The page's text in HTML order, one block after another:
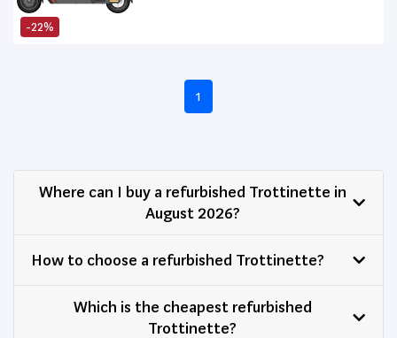
-22%
1
Where can I buy a refurbished Trottinette in
August 2026?
How to choose a refurbished Trottinette?
Which is the cheapest refurbished
Trottinette?